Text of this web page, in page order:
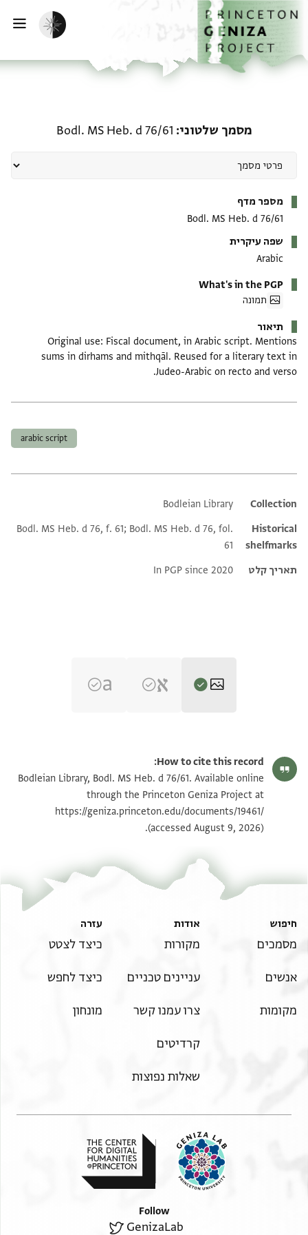
לתוכןהבית
הפעלת מצב כהה
מסמך שלטוני Bodl. MS Heb. d 76/61
מספר מדף
Bodl. MS Heb. d 76/61
שפה עיקרית
Arabic
What's in the PGP
תמונה
תיאור
Original use: Fiscal document, in Arabic script. Mentions
sums in dirhams and mithqāl. Reused for a literary text in
Judeo-Arabic on recto and verso.
arabic script
Additional metadata
Collection
Bodleian Library
Historical
shelfmarks
Bodl. MS Heb. d 76, f. 61; Bodl. MS Heb. d 76, fol.
61
תאריך קלט
In PGP since 2020
Bodl. MS Heb. d 76/61 61
recto
ראה :Bodl. MS Heb. d 76/61
תנאי היתר שימוש בתצלום
How to cite this record:
Bodleian Library, Bodl. MS Heb. d 76/61. Available online
through the Princeton Geniza Project at
https://geniza.princeton.edu/documents/19461/
(accessed August 9, 2026).
חיפוש
מסמכים
אנשים
מקומות
אודות
מקורות
עניינים טכניים
צרו עמנו קשר
קרדיטים
שאלות נפוצות
עזרה
כיצד לצטט
כיצד לחפש
מונחון
Follow
GenizaLab